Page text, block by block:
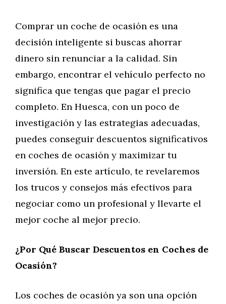
Comprar un coche de ocasión es una
decisión inteligente si buscas ahorrar
dinero sin renunciar a la calidad. Sin
embargo, encontrar el vehículo perfecto no
significa que tengas que pagar el precio
completo. En Huesca, con un poco de
investigación y las estrategias adecuadas,
puedes conseguir descuentos significativos
en coches de ocasión y maximizar tu
inversión. En este artículo, te revelaremos
los trucos y consejos más efectivos para
negociar como un profesional y llevarte el
mejor coche al mejor precio.
¿Por Qué Buscar Descuentos en Coches de
Ocasión?
Los coches de ocasión ya son una opción